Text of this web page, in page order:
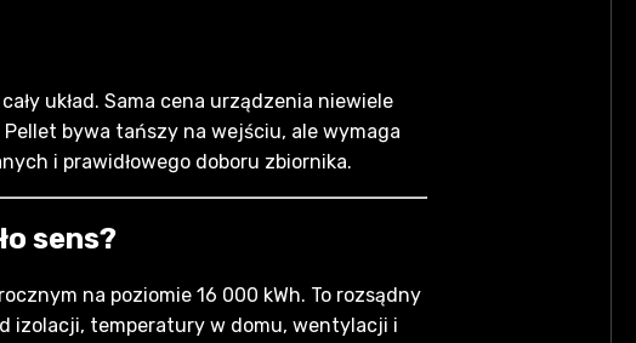
układ. Sama cena urządzenia niewiele
bywa tańszy na wejściu, ale wymaga
i prawidłowego doboru zbiornika.
sens?
na poziomie 16 000 kWh. To rozsądny
izolacji, temperatury w domu, wentylacji i